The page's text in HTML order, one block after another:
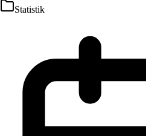
Statistik